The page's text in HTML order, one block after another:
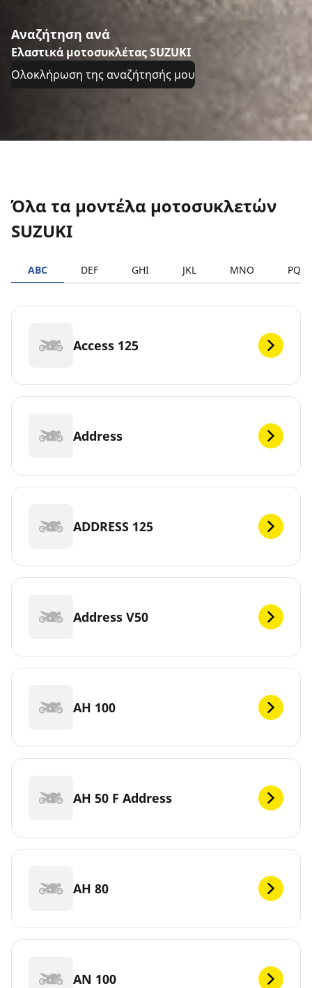
Αναζήτηση ανά
Ελαστικά μοτοσυκλέτας SUZUKI
Ολοκλήρωση της αναζήτησής μου
Όλα τα μοντέλα μοτοσυκλετών
SUZUKI
ABC DEF GHI JKL MNO PQRS
Access 125
Address
ADDRESS 125
Address V50
AH 100
AH 50 F Address
AH 80
AN 100